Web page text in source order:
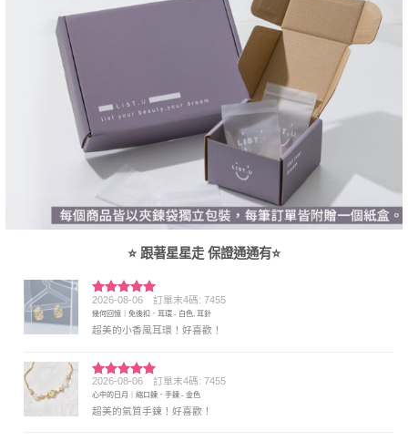
⭐ 跟著星星走 保證通通有⭐
評分5 滿
分 5
2026-08-06 訂單末4碼: 7455
幾何回憶｜免後扣．耳環 - 白色, 耳針
超美的小香風耳環！好喜歡！
評分5 滿
分 5
2026-08-06 訂單末4碼: 7455
心中的日月｜縮口鍊．手鍊 - 金色
超美的氣質手鍊！好喜歡！